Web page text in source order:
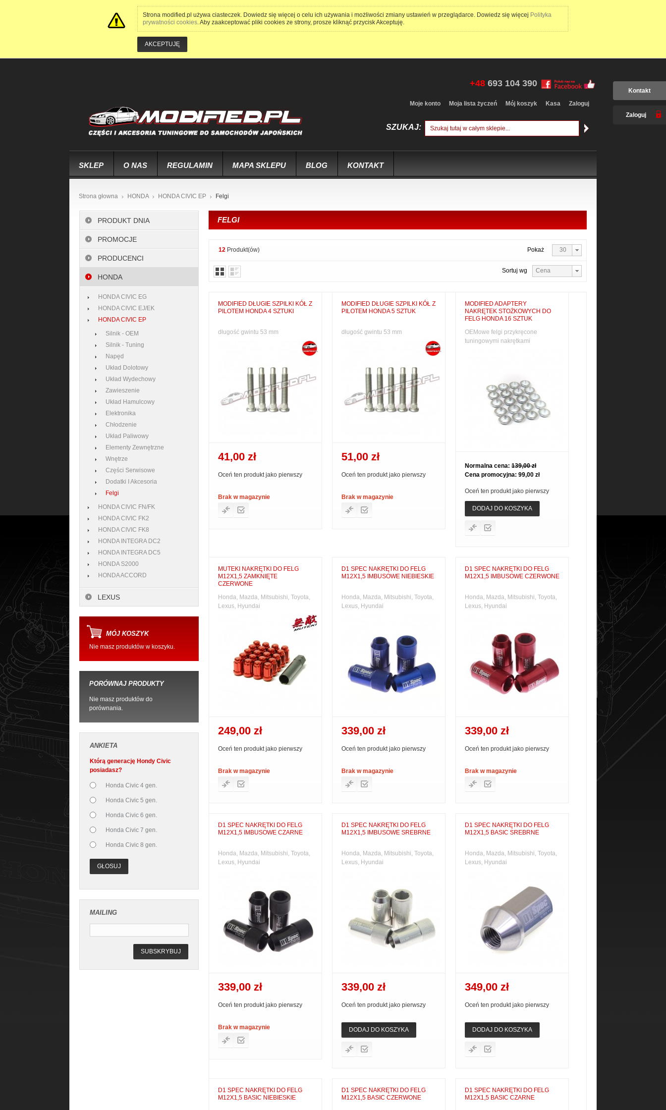
Strona modified.pl używa ciasteczek. Dowiedz się więcej o celu ich używania i możliwości zmiany ustawień w przeglądarce. Dowiedz się więcej Polityka
prywatności cookies. Aby zaakceptować pliki cookies ze strony, prosze kliknąć przycisk Akceptuję.
AKCEPTUJĘ
+48 693 104 390
Moje konto Moja lista życzeń Mój koszyk Kasa Zaloguj
SZUKAJ:
SKLEP O NAS REGULAMIN MAPA SKLEPU BLOG KONTAKT
Strona głowna HONDA HONDA CIVIC EP Felgi
FELGI
12 Produkt(ów) Pokaż 30
Sortuj wg Cena
MODIFIED DŁUGIE SZPILKI KÓŁ Z
PILOTEM HONDA 4 SZTUKI
długość gwintu 53 mm
41,00 zł
Oceń ten produkt jako pierwszy
Brak w magazynie
MODIFIED DŁUGIE SZPILKI KÓŁ Z
PILOTEM HONDA 5 SZTUK
długość gwintu 53 mm
51,00 zł
Oceń ten produkt jako pierwszy
Brak w magazynie
MODIFIED ADAPTERY
NAKRĘTEK STOŻKOWYCH DO
FELG HONDA 16 SZTUK
OEMowe felgi przykręcone
tuningowymi nakrętkami
Normalna cena: 139,00 zł
Cena promocyjna: 99,00 zł
Oceń ten produkt jako pierwszy
DODAJ DO KOSZYKA
MUTEKI NAKRĘTKI DO FELG
M12X1,5 ZAMKNIĘTE
CZERWONE
Honda, Mazda, Mitsubishi, Toyota,
Lexus, Hyundai
249,00 zł
Oceń ten produkt jako pierwszy
Brak w magazynie
D1 SPEC NAKRĘTKI DO FELG
M12X1,5 IMBUSOWE NIEBIESKIE
Honda, Mazda, Mitsubishi, Toyota,
Lexus, Hyundai
339,00 zł
Oceń ten produkt jako pierwszy
Brak w magazynie
D1 SPEC NAKRĘTKI DO FELG
M12X1,5 IMBUSOWE CZERWONE
Honda, Mazda, Mitsubishi, Toyota,
Lexus, Hyundai
339,00 zł
Oceń ten produkt jako pierwszy
Brak w magazynie
D1 SPEC NAKRĘTKI DO FELG
M12X1,5 IMBUSOWE CZARNE
Honda, Mazda, Mitsubishi, Toyota,
Lexus, Hyundai
339,00 zł
Oceń ten produkt jako pierwszy
Brak w magazynie
D1 SPEC NAKRĘTKI DO FELG
M12X1,5 IMBUSOWE SREBRNE
Honda, Mazda, Mitsubishi, Toyota,
Lexus, Hyundai
339,00 zł
Oceń ten produkt jako pierwszy
DODAJ DO KOSZYKA
D1 SPEC NAKRĘTKI DO FELG
M12X1,5 BASIC SREBRNE
Honda, Mazda, Mitsubishi, Toyota,
Lexus, Hyundai
349,00 zł
Oceń ten produkt jako pierwszy
DODAJ DO KOSZYKA
D1 SPEC NAKRĘTKI DO FELG
M12X1,5 BASIC NIEBIESKIE
D1 SPEC NAKRĘTKI DO FELG
M12X1,5 BASIC CZERWONE
D1 SPEC NAKRĘTKI DO FELG
M12X1,5 BASIC CZARNE
PRODUKT DNIA
PROMOCJE
PRODUCENCI
HONDA
HONDA CIVIC EG
HONDA CIVIC EJ/EK
HONDA CIVIC EP
Silnik - OEM
Silnik - Tuning
Napęd
Układ Dolotowy
Układ Wydechowy
Zawieszenie
Układ Hamulcowy
Elektronika
Chłodzenie
Układ Paliwowy
Elementy Zewnętrzne
Wnętrze
Części Serwisowe
Dodatki I Akcesoria
Felgi
HONDA CIVIC FN/FK
HONDA CIVIC FK2
HONDA CIVIC FK8
HONDA INTEGRA DC2
HONDA INTEGRA DC5
HONDA S2000
HONDA ACCORD
LEXUS
MÓJ KOSZYK
Nie masz produktów w koszyku.
PORÓWNAJ PRODUKTY
Nie masz produktów do
porównania.
ANKIETA
Którą generację Hondy Civic
posiadasz?
Honda Civic 4 gen.
Honda Civic 5 gen.
Honda Civic 6 gen.
Honda Civic 7 gen.
Honda Civic 8 gen.
GŁOSUJ
MAILING
SUBSKRYBUJ
Kontakt
Zaloguj